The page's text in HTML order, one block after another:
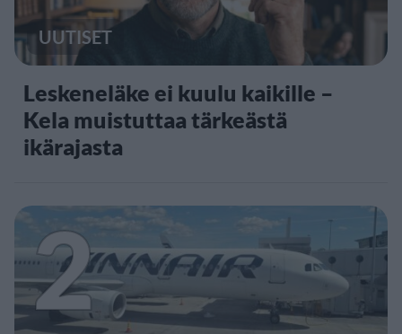
UUTISET
Leskeneläke ei kuulu kaikille –
Kela muistuttaa tärkeästä
ikärajasta
2